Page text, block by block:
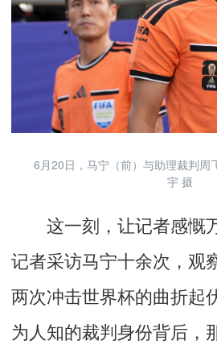
6月20日，马宁（前）与助理裁判周
宇 摄
这一刻，让记者感慨
记者采访马宁十余次，观
两次冲击世界杯的曲折起
为人知的裁判身份背后，